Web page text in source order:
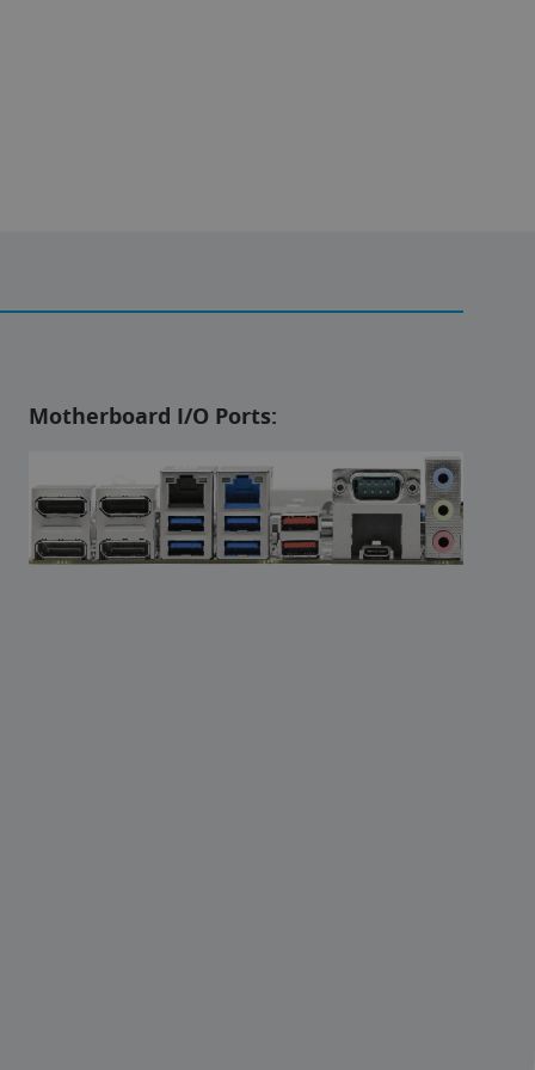
Motherboard I/O Ports: